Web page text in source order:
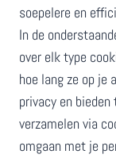
soepelere en
In de
over elk type
hoe lang ze op je
privacy en
verzamelen via
omgaan met je